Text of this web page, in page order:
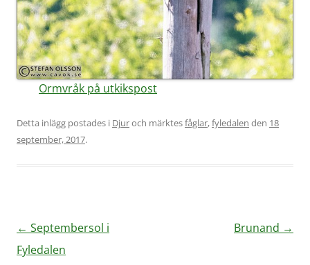
Ormvråk på utkikspost
Detta inlägg postades i Djuroch märktesfåglar,fyledalen den 18
september, 2017.
Inläggsnavigering
← Septembersol i
Fyledalen
Brunand →